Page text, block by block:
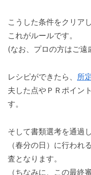
こうした条件をクリア
これがルールです。
(なお、プロの方はご遠
レシピができたら、 所
夫した点やＰＲポイン
す。
そして書類選考を通過
（春分の日）に行われ
査となります。
（ちなみに、この最終